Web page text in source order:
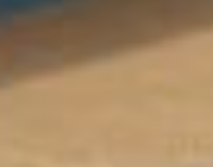
en uitgerust met
toilet en
met een prettige
een uitstekende